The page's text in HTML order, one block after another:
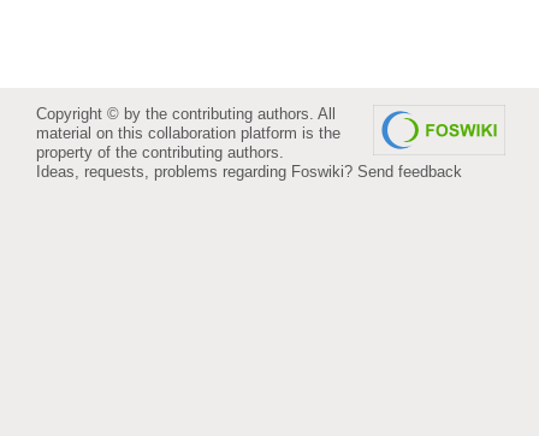
Copyright © by the contributing authors. All
material on this collaboration platform is the
property of the contributing authors.
Ideas, requests, problems regarding Foswiki? Send feedback